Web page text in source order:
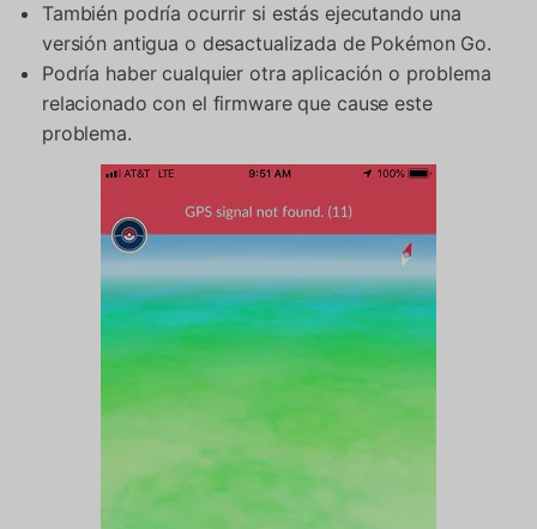
También podría ocurrir si estás ejecutando una
versión antigua o desactualizada de Pokémon Go.
Podría haber cualquier otra aplicación o problema
relacionado con el firmware que cause este
problema.